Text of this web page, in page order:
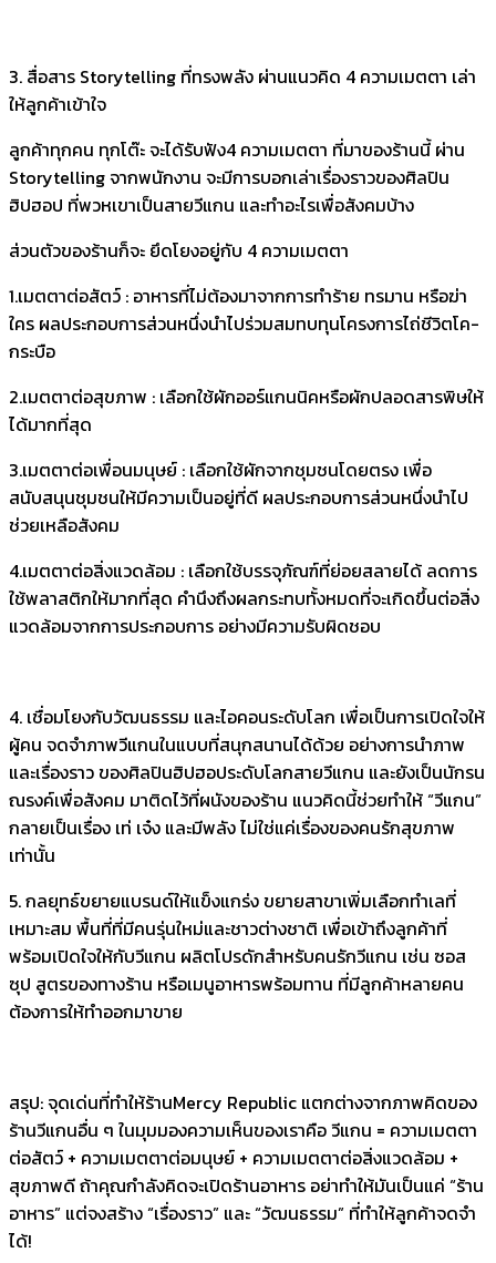
3. สื่อสาร Storytelling ที่ทรงพลัง ผ่านแนวคิด 4 ความเมตตา เล่า
ให้ลูกค้าเข้าใจ
ลูกค้าทุกคน ทุกโต๊ะ จะได้รับฟัง4 ความเมตตา ที่มาของร้านนี้ ผ่าน
Storytelling จากพนักงาน จะมีการบอกเล่าเรื่องราวของศิลปิน
ฮิปฮอป ที่พวหเขาเป็นสายวีแกน และทำอะไรเพื่อสังคมบ้าง
ส่วนตัวของร้านก็จะ ยึดโยงอยู่กับ 4 ความเมตตา
1.เมตตาต่อสัตว์ : อาหารที่ไม่ต้องมาจากการทำร้าย ทรมาน หรือฆ่า
ใคร ผลประกอบการส่วนหนึ่งนำไปร่วมสมทบทุนโครงการไถ่ชีวิตโค-
กระบือ
2.เมตตาต่อสุขภาพ : เลือกใช้ผักออร์แกนนิคหรือผักปลอดสารพิษให้
ได้มากที่สุด
3.เมตตาต่อเพื่อนมนุษย์ : เลือกใช้ผักจากชุมชนโดยตรง เพื่อ
สนับสนุนชุมชนให้มีความเป็นอยู่ที่ดี ผลประกอบการส่วนหนึ่งนำไป
ช่วยเหลือสังคม
4.เมตตาต่อสิ่งแวดล้อม : เลือกใช้บรรจุภัณฑ์ที่ย่อยสลายได้ ลดการ
ใช้พลาสติกให้มากที่สุด คำนึงถึงผลกระทบทั้งหมดที่จะเกิดขึ้นต่อสิ่ง
แวดล้อมจากการประกอบการ อย่างมีความรับผิดชอบ
4. เชื่อมโยงกับวัฒนธรรม และไอคอนระดับโลก เพื่อเป็นการเปิดใจให้
ผู้คน จดจำภาพวีแกนในแบบที่สนุกสนานได้ด้วย อย่างการนำภาพ
และเรื่องราว ของศิลปินฮิปฮอประดับโลกสายวีแกน และยังเป็นนักรน
ณรงค์เพื่อสังคม มาติดไว้ที่ผนังของร้าน แนวคิดนี้ช่วยทำให้ “วีแกน”
กลายเป็นเรื่อง เท่ เจ๋ง และมีพลัง ไม่ใช่แค่เรื่องของคนรักสุขภาพ
เท่านั้น
5. กลยุทธ์ขยายแบรนด์ให้แข็งแกร่ง ขยายสาขาเพิ่มเลือกทำเลที่
เหมาะสม พื้นที่ที่มีคนรุ่นใหม่และชาวต่างชาติ เพื่อเข้าถึงลูกค้าที่
พร้อมเปิดใจให้กับวีแกน ผลิตโปรดักสำหรับคนรักวีแกน เช่น ซอส
ซุป สูตรของทางร้าน หรือเมนูอาหารพร้อมทาน ที่มีลูกค้าหลายคน
ต้องการให้ทำออกมาขาย
สรุป: จุดเด่นที่ทำให้ร้านMercy Republic แตกต่างจากภาพคิดของ
ร้านวีแกนอื่น ๆ ในมุมมองความเห็นของเราคือ วีแกน = ความเมตตา
ต่อสัตว์ + ความเมตตาต่อมนุษย์ + ความเมตตาต่อสิ่งแวดล้อม +
สุขภาพดี ถ้าคุณกำลังคิดจะเปิดร้านอาหาร อย่าทำให้มันเป็นแค่ “ร้าน
อาหาร” แต่จงสร้าง “เรื่องราว” และ “วัฒนธรรม” ที่ทำให้ลูกค้าจดจำ
ได้!